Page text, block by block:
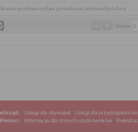
przelewu-wplata gotowkowa (edytowalny).docx
Strona
eUrząd: Usługi dla obywateli Usługi dla przedsiębiorców
Pomoc:
Informacja dla nowych użytkowników